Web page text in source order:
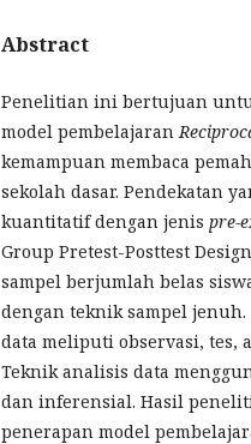
Abstract
Penelitian ini bertujuan
model pembelajaran
kemampuan membaca
sekolah dasar. Pendekatan
kuantitatif dengan jenis pre-
Group Pretest-Posttest
sampel berjumlah belas
dengan teknik sampel
data meliputi observasi, tes,
Teknik analisis data
dan inferensial. Hasil
penerapan model